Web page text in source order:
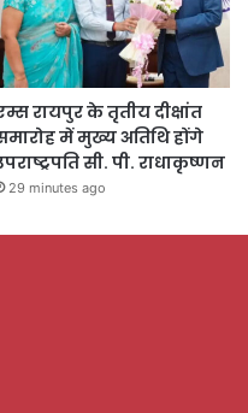
रायपुर के तृतीय दीक्षांत
में मुख्य अतिथि होंगे
सी. पी. राधाकृष्णन
29 minutes ago